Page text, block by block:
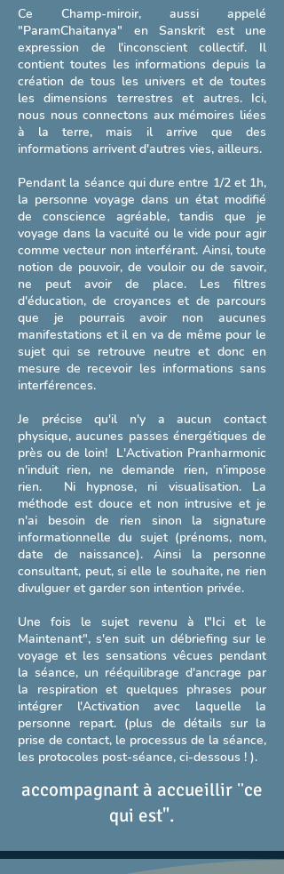
1 h
60
euros
60 €
Réserver
Activation Pranharmonic -
Activation Pranharmonic à distance ou
sur place.
Lire plus
1 h
Réserver
Les pré-requis
Aucuns pré-requis nécessaires.
Je suis à l'écoute des besoins
de la personne "ici et
maintenant" et c'est avec joie
que j'accueille tout en vous
accompagnant à accueillir "ce
qui est".
Ce Champ-miroir, aussi appelé
"ParamChaitanya" en Sanskrit est une
expression de l'inconscient collectif. Il
contient toutes les informations depuis la
création de tous les univers et de toutes
les dimensions terrestres et autres. Ici,
nous nous connectons aux mémoires liées
à la terre, mais il arrive que des
informations arrivent d'autres vies, ailleurs.
Pendant la séance qui dure entre 1/2 et 1h,
la personne voyage dans un état modifié
de conscience agréable, tandis que je
voyage dans la vacuité ou le vide pour agir
comme vecteur non interférant. Ainsi, toute
notion de pouvoir, de vouloir ou de savoir,
ne peut avoir de place. Les filtres
d'éducation, de croyances et de parcours
que je pourrais avoir non aucunes
manifestations et il en va de même pour le
sujet qui se retrouve neutre et donc en
mesure de recevoir les informations sans
interférences.
Je précise qu'il n'y a aucun contact
physique, aucunes passes énergétiques de
près ou de loin! L'Activation Pranharmonic
n'induit rien, ne demande rien, n'impose
rien. Ni hypnose, ni visualisation. La
méthode est douce et non intrusive et je
n'ai besoin de rien sinon la signature
informationnelle du sujet (prénoms, nom,
date de naissance). Ainsi la personne
consultant, peut, si elle le souhaite, ne rien
divulguer et garder son intention privée.
Une fois le sujet revenu à l"Ici et le
Maintenant", s'en suit un débriefing sur le
voyage et les sensations vêcues pendant
la séance, un rééquilibrage d'ancrage par
la respiration et quelques phrases pour
intégrer l'Activation avec laquelle la
personne repart. (plus de détails sur la
prise de contact, le processus de la séance,
les protocoles post-séance, ci-dessous ! ).